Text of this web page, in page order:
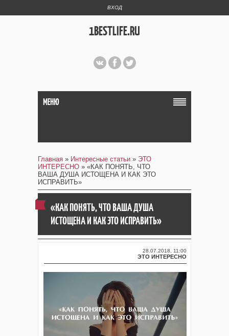
ВХОД
1BESTLIFE.RU
МЕНЮ
Главная » Интересные статьи » ЭТО
ИНТЕРЕСНО » «КАК ПОНЯТЬ, ЧТО
ВАША ДУША ИСТОЩЕНА И КАК ЭТО
ИСПРАВИТЬ»
«КАК ПОНЯТЬ, ЧТО ВАША ДУША
ИСТОЩЕНА И КАК ЭТО ИСПРАВИТЬ»
28.07.2018, 11:00
ЭТО ИНТЕРЕСНО